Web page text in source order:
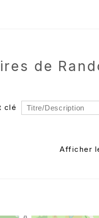
de
clé
Auteur
Afficher